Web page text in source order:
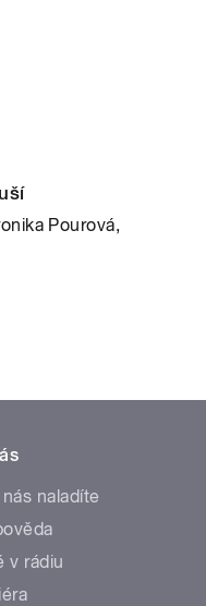
Pourová,
naladíte
v rádiu